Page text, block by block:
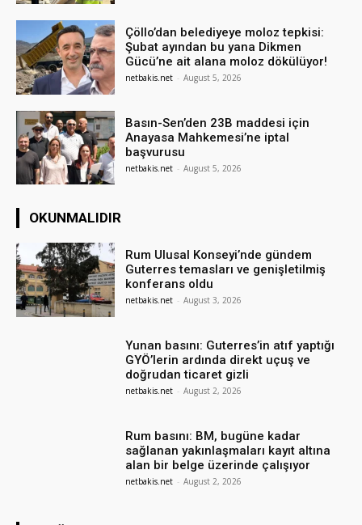
Çöllo’dan belediyeye moloz tepkisi:
Şubat ayından bu yana Dikmen
Gücü’ne ait alana moloz dökülüyor!
netbakis.net - August 5, 2026
Basın-Sen’den 23B maddesi için
Anayasa Mahkemesi’ne iptal
başvurusu
netbakis.net - August 5, 2026
OKUNMALIDIR
Rum Ulusal Konseyi’nde gündem
Guterres temasları ve genişletilmiş
konferans oldu
netbakis.net - August 3, 2026
Yunan basını: Guterres’in atıf yaptığı
GYÖ’lerin ardında direkt uçuş ve
doğrudan ticaret gizli
netbakis.net - August 2, 2026
Rum basını: BM, bugüne kadar
sağlanan yakınlaşmaları kayıt altına
alan bir belge üzerinde çalışıyor
netbakis.net - August 2, 2026